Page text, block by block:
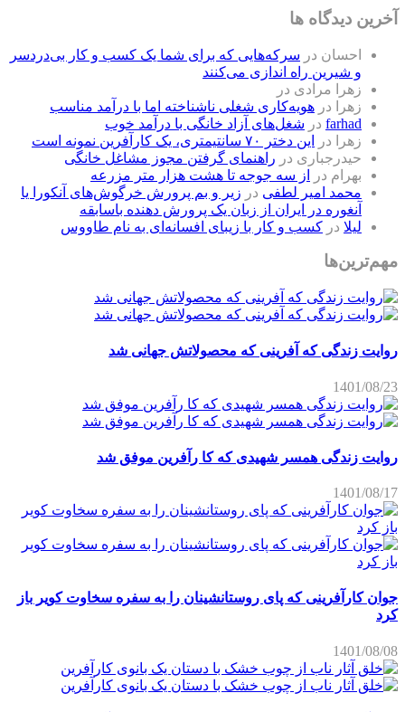
آخرین دیدگاه ها
احسان در سرکه‌هایی که برای شما یک کسب و کار بی‌دردسر
و شیرین راه اندازی می‌کنند
زهرا مرادی در
زهرا
در هویه‌کاری شغلی ناشناخته اما با درآمد مناسب
farhad در شغل‌های آزاد خانگی با درآمد خوب
زهرا
در
این دختر ۷۰ سانتیمتری، یک کارآفرین نمونه است
حیدرجباری در راهنمای گرفتن مجوز مشاغل خانگی
بهرام در
از سه جوجه تا هشت هزار متر مزرعه
محمد امیر لطفی در زیر و بم پرورش خرگوش‌های آنکورا یا
آنغوره در ایران از زبان یک پرورش دهنده باسابقه
لیلا در کسب و کار با زیبای افسانه‌ای به نام طاووس
مهم‌ترین‌ها
روایت زندگی که آفرینی که محصولاتش جهانی شد
1401/08/23
روایت زندگی همسر شهیدی که کا رآفرین موفق شد
1401/08/17
جوان کارآفرینی که پای روستانشینان را به سفره سخاوت کویر باز
کرد
1401/08/08